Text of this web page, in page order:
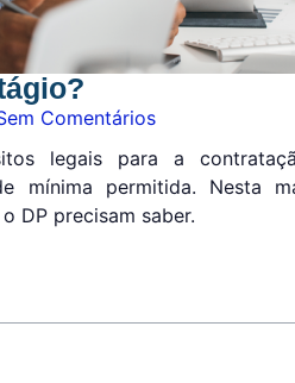
Comentários
legais para a
mínima permitida. Nesta
DP precisam saber.